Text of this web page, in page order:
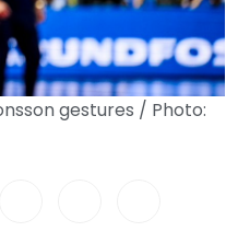
gestures / Photo: